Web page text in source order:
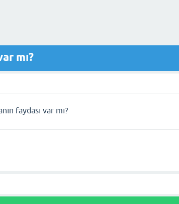
mı?
faydası var mı?